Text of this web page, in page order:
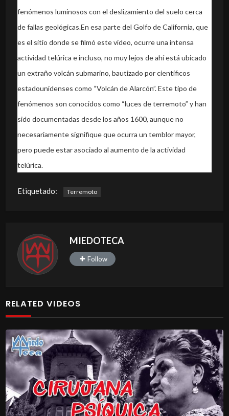
fenómenos luminosos con el deslizamiento del suelo cerca
de fallas geológicas.En esa parte del Golfo de California, que
es el sitio donde se filmó este video, ocurre una intensa
actividad telúrica e incluso, no muy lejos de ahí está ubicado
un extraño volcán submarino, bautizado por científicos
estadounidenses como “Volcán de Alarcón”. Este tipo de
fenómenos son conocidos como “luces de terremoto” y han
sido documentadas desde los años 1600, aunque no
necesariamente signifique que ocurra un temblor mayor,
pero puede estar asociado al aumento de la actividad
telúrica.
Etiquetado: Terremoto
MIEDOTECA
Follow
RELATED VIDEOS